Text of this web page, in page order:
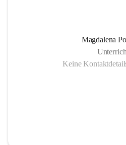
Magdalena
Keine